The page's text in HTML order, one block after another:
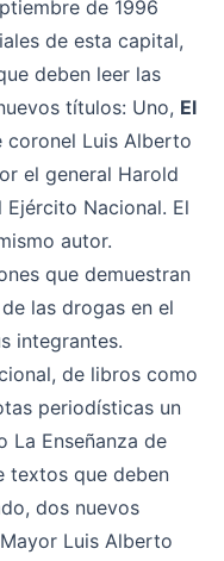
de 1996
de esta capital,
deben leer las
títulos: Uno, El
coronel Luis Alberto
el general Harold
Nacional. El
autor.
que demuestran
las drogas en el
integrantes.
de libros como
periodísticas un
La Enseñanza de
textos que deben
dos nuevos
Luis Alberto